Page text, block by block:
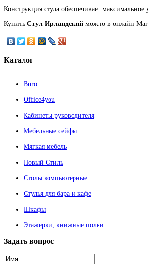
Конструкция стула обеспечивает максимальное
Купить Стул Ирландский можно в онлайн
Каталог
Buro
Office4you
Кабинеты руководителя
Мебельные сейфы
Мягкая мебель
Новый Стиль
Столы компьютерные
Стулья для бара и кафе
Шкафы
Этажерки, книжные полки
Задать вопрос